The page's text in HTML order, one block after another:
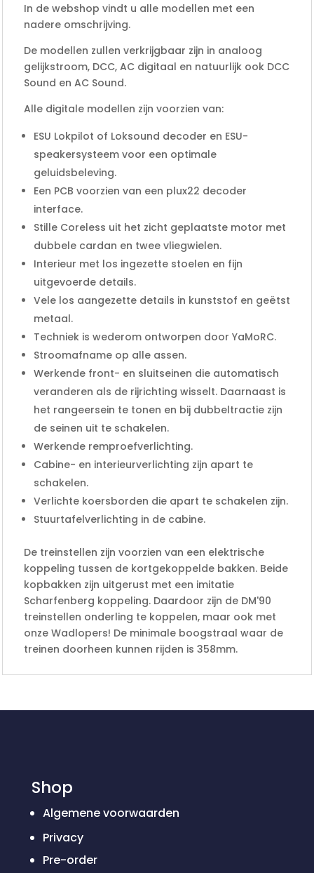
In de webshop vindt u alle modellen met een
nadere omschrijving.
De modellen zullen verkrijgbaar zijn in analoog
gelijkstroom, DCC, AC digitaal en natuurlijk ook DCC
Sound en AC Sound.
Alle digitale modellen zijn voorzien van:
ESU Lokpilot of Loksound decoder en ESU-
speakersysteem voor een optimale
geluidsbeleving.
Een PCB voorzien van een plux22 decoder
interface.
Stille Coreless uit het zicht geplaatste motor met
dubbele cardan en twee vliegwielen.
Interieur met los ingezette stoelen en fijn
uitgevoerde details.
Vele los aangezette details in kunststof en geëtst
metaal.
Techniek is wederom ontworpen door YaMoRC.
Stroomafname op alle assen.
Werkende front- en sluitseinen die automatisch
veranderen als de rijrichting wisselt. Daarnaast is
het rangeersein te tonen en bij dubbeltractie zijn
de seinen uit te schakelen.
Werkende remproefverlichting.
Cabine- en interieurverlichting zijn apart te
schakelen.
Verlichte koersborden die apart te schakelen zijn.
Stuurtafelverlichting in de cabine.
De treinstellen zijn voorzien van een elektrische
koppeling tussen de kortgekoppelde bakken. Beide
kopbakken zijn uitgerust met een imitatie
Scharfenberg koppeling. Daardoor zijn de DM'90
treinstellen onderling te koppelen, maar ook met
onze Wadlopers! De minimale boogstraal waar de
treinen doorheen kunnen rijden is 358mm.
Shop
Algemene voorwaarden
Privacy
Pre-order